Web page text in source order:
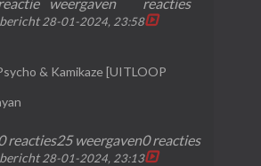
28-01-2024, 23:58
& Kamikaze [UITLOOP
reacties25 weergaven0 reacties
28-01-2024, 23:13